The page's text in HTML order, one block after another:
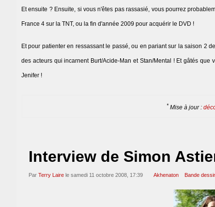
Et ensuite ? Ensuite, si vous n'êtes pas rassasié, vous pourrez
France 4 sur la TNT, ou la fin d'année 2009 pour acquérir le DVD !
Et pour patienter en ressassant le passé, ou en pariant sur la saison 2
des acteurs qui incarnent Burt/Acide-Man et Stan/Mental ! Et gâtés que
Jenifer !
*Mise à jour :
Interview de Simon
Par Terry Laire le samedi 11 octobre 2008, 17:39 Akhenaton Bande